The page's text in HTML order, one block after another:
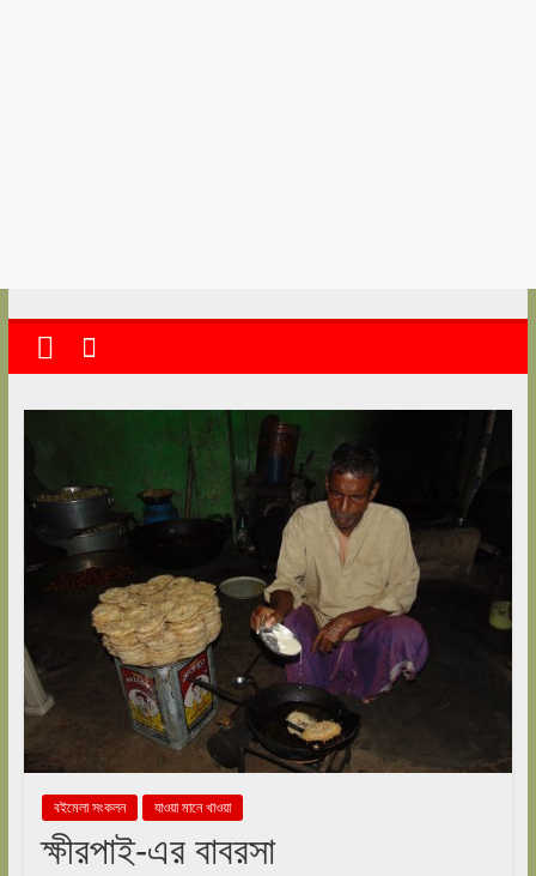
বইমেলা সংকলন যাওয়া মানে খাওয়া
ক্ষীরপাই-এর বাবরসা